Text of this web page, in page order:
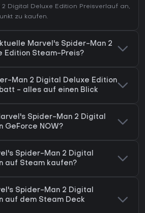
Digital Deluxe Edition Preisverlauf an,
zu kaufen.
Marvel's Spider-Man 2
Edition Steam-Preis?
Man 2 Digital Deluxe Edition
- alles auf einen Blick
Spider-Man 2 Digital
GeForce NOW?
Spider-Man 2 Digital
auf Steam kaufen?
Spider-Man 2 Digital
auf dem Steam Deck